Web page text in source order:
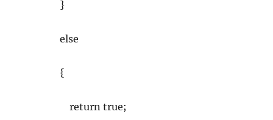
}
else
{
return true;